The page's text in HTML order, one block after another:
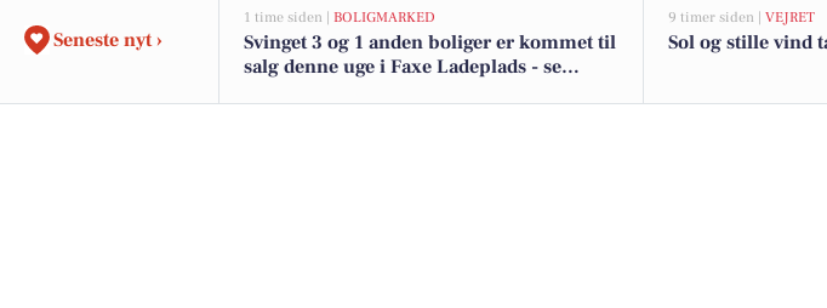
Seneste nyt ›
1 time siden | BOLIGMARKED
Svinget 3 og 1 anden boliger er kommet til
salg denne uge i Faxe Ladeplads - se
9 timer siden | VEJRET
Sol og stille vind